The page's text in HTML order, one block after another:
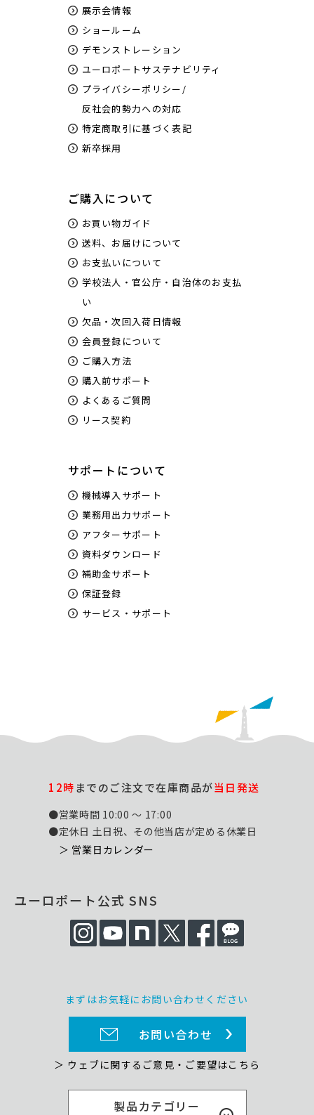
展示会情報
ショールーム
デモンストレーション
ユーロポートサステナビリティ
プライバシーポリシー/
反社会的勢力への対応
特定商取引に基づく表記
新卒採用
ご購入について
お買い物ガイド
送料、お届けについて
お支払いについて
学校法人・官公庁・自治体のお支払
い
欠品・次回入荷日情報
会員登録について
ご購入方法
購入前サポート
よくあるご質問
リース契約
サポートについて
機械導入サポート
業務用出力サポート
アフターサポート
資料ダウンロード
補助金サポート
保証登録
サービス・サポート
製品カテゴリー
12時までのご注文で在庫商品が当日発送
●営業時間 10:00 ～ 17:00
●定休日 土日祝、その他当店が定める休業日
＞ 営業日カレンダー
ユーロポート公式 SNS
まずはお気軽にお問い合わせください
お問い合わせ
＞ ウェブに関するご意見・ご要望はこちら